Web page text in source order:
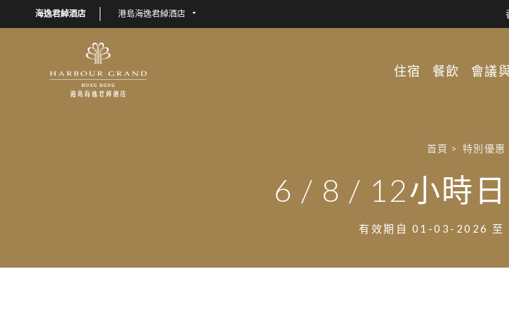
海逸君綽酒店 港島海逸君綽酒店
住宿 餐飲 會議
首頁 > 特別優惠
6 / 8 / 12小時
有效期自 01-03-2026